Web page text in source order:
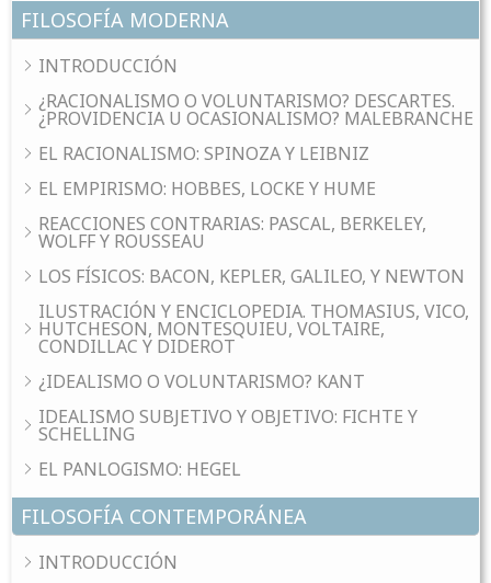
FILOSOFÍA MODERNA
INTRODUCCIÓN
¿RACIONALISMO O VOLUNTARISMO? DESCARTES.
¿PROVIDENCIA U OCASIONALISMO? MALEBRANCHE
EL RACIONALISMO: SPINOZA Y LEIBNIZ
EL EMPIRISMO: HOBBES, LOCKE Y HUME
REACCIONES CONTRARIAS: PASCAL, BERKELEY,
WOLFF Y ROUSSEAU
LOS FÍSICOS: BACON, KEPLER, GALILEO, Y NEWTON
ILUSTRACIÓN Y ENCICLOPEDIA. THOMASIUS, VICO,
HUTCHESON, MONTESQUIEU, VOLTAIRE,
CONDILLAC Y DIDEROT
¿IDEALISMO O VOLUNTARISMO? KANT
IDEALISMO SUBJETIVO Y OBJETIVO: FICHTE Y
SCHELLING
EL PANLOGISMO: HEGEL
FILOSOFÍA CONTEMPORÁNEA
INTRODUCCIÓN